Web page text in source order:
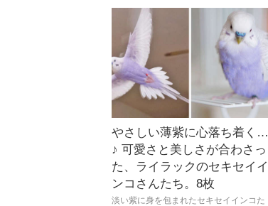
やさしい薄紫に心落ち着く…
♪ 可愛さと美しさが合わさっ
た、ライラックのセキセイイ
ンコさんたち。8枚
淡い紫に身を包まれたセキセイインコた